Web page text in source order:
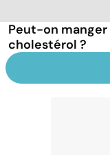
Peut-on
cholestérol ?